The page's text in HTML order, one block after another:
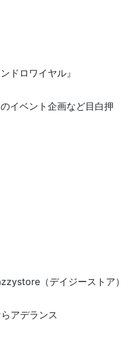
ドロワイヤル』
イベント企画など目白押
（デイジーストア）
アデランス